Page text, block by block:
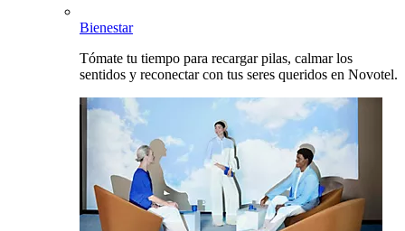
Bienestar
Tómate tu tiempo para recargar pilas, calmar los
sentidos y reconectar con tus seres queridos en Novotel.